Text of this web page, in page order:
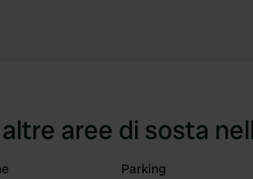
aree di sosta
Parking